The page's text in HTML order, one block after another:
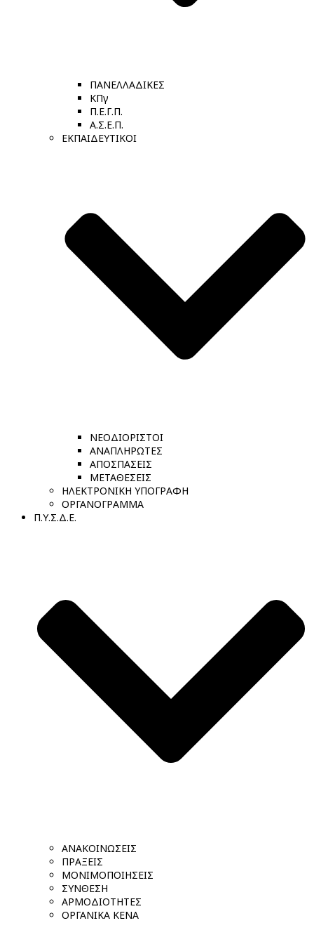
ΠΑΝΕΛΛΑΔΙΚΕΣ
ΚΠγ
Π.Ε.Γ.Π.
Α.Σ.Ε.Π.
ΕΚΠΑΙΔΕΥΤΙΚΟΙ
ΝΕΟΔΙΟΡΙΣΤΟΙ
ΑΝΑΠΛΗΡΩΤΕΣ
ΑΠΟΣΠΑΣΕΙΣ
ΜΕΤΑΘΕΣΕΙΣ
ΗΛΕΚΤΡΟΝΙΚΗ ΥΠΟΓΡΑΦΗ
ΟΡΓΑΝΟΓΡΑΜΜΑ
Π.Υ.Σ.Δ.Ε.
ΑΝΑΚΟΙΝΩΣΕΙΣ
ΠΡΑΞΕΙΣ
ΜΟΝΙΜΟΠΟΙΗΣΕΙΣ
ΣΥΝΘΕΣΗ
ΑΡΜΟΔΙΟΤΗΤΕΣ
ΟΡΓΑΝΙΚΑ ΚΕΝΑ